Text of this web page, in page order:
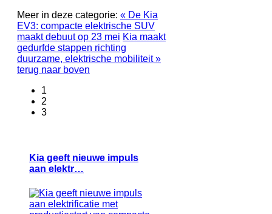
Meer in deze categorie: « De Kia
EV3: compacte elektrische SUV
maakt debuut op 23 mei Kia maakt
gedurfde stappen richting
duurzame, elektrische mobiliteit »
terug naar boven
1
2
3
Kia geeft nieuwe impuls
aan elektr…